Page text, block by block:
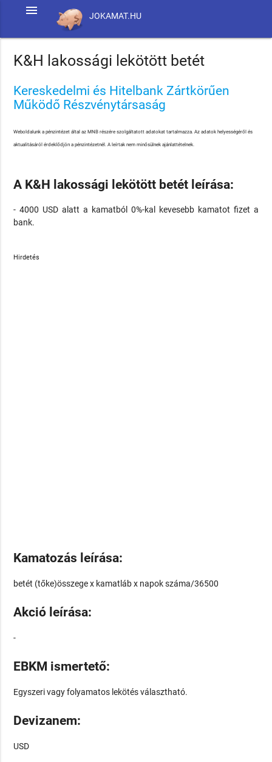
JOKAMAT.HU
menu
K&H lakossági lekötött betét
Kereskedelmi és Hitelbank Zártkörűen
Működő Részvénytársaság
Weboldalunk a pénzintézet által az MNB részére szolgáltatott adatokat tartalmazza. Az adatok helyességéről és
aktualitásáról érdeklődjön a pénzintézetnél. A leírtak nem minősülnek ajánlattételnek.
A K&H lakossági lekötött betét leírása:
- 4000 USD alatt a kamatból 0%-kal kevesebb kamatot fizet a
bank.
Hirdetés
Kamatozás leírása:
betét (tőke)összege x kamatláb x napok száma/36500
Akció leírása:
-
EBKM ismertető:
Egyszeri vagy folyamatos lekötés választható.
Devizanem:
USD